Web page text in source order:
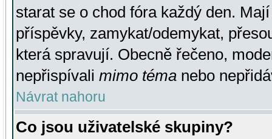
starat se o chod fóra každý den.
příspěvky, zamykat/odemykat,
která spravují. Obecně řečeno,
nepřispívali mimo téma nebo
Návrat nahoru
Co jsou uživatelské skupiny?